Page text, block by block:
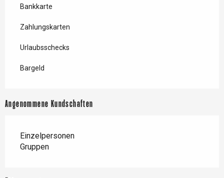
Bankkarte
Zahlungskarten
Urlaubsschecks
Bargeld
Angenommene Kundschaften
Einzelpersonen
Gruppen